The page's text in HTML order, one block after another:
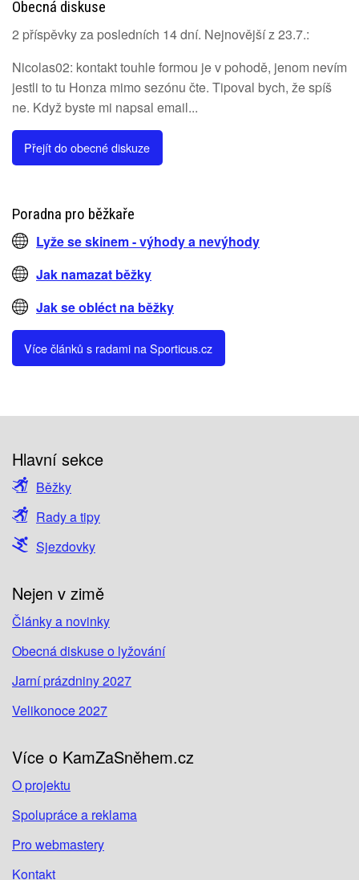
Obecná diskuse
2 příspěvky za posledních 14 dní. Nejnovější z 23.7.:
Nicolas02: kontakt touhle formou je v pohodě, jenom nevím
jestli to tu Honza mimo sezónu čte. Tipoval bych, že spíš
ne. Když byste mi napsal email...
Přejít do obecné diskuze
Poradna pro běžkaře
Lyže se skinem - výhody a nevýhody
Jak namazat běžky
Jak se obléct na běžky
Více článků s radami na Sporticus.cz
Hlavní sekce
Běžky
Rady a tipy
Sjezdovky
Nejen v zimě
Články a novinky
Obecná diskuse o lyžování
Jarní prázdniny 2027
Velikonoce 2027
Více o KamZaSněhem.cz
O projektu
Spolupráce a reklama
Pro webmastery
Kontakt